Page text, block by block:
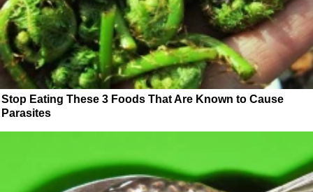
Stop Eating These 3 Foods That Are Known to Cause
Parasites